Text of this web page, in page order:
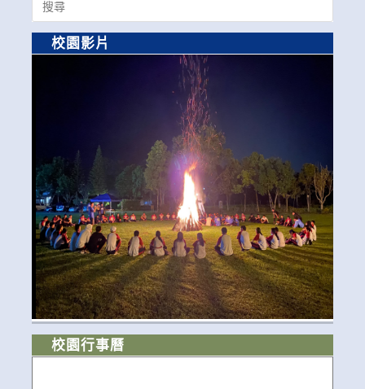
for:
校園影片
校園行事曆